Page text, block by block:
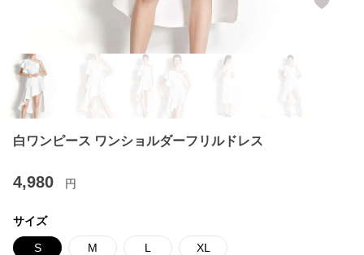
白ワンピース ワンショルダーフリルドレス
4,980 円
サイズ
S M L XL